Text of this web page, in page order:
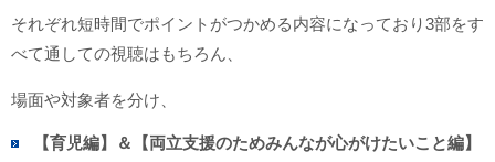
それぞれ短時間でポイントがつかめる内容になっており3部をす
べて通しての視聴はもちろん、
場面や対象者を分け、
【育児編】＆【両立支援のためみんなが心がけたいこと編】